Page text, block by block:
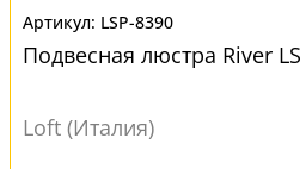
LSP-8390
Подвесная люстра River
Loft (Италия)